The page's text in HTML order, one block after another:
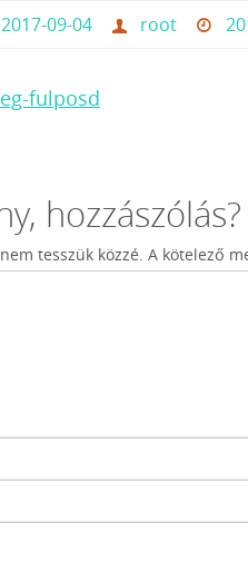
2017-09-04 root
fulposd
hozzászólás?
tesszük közzé. A kötelező